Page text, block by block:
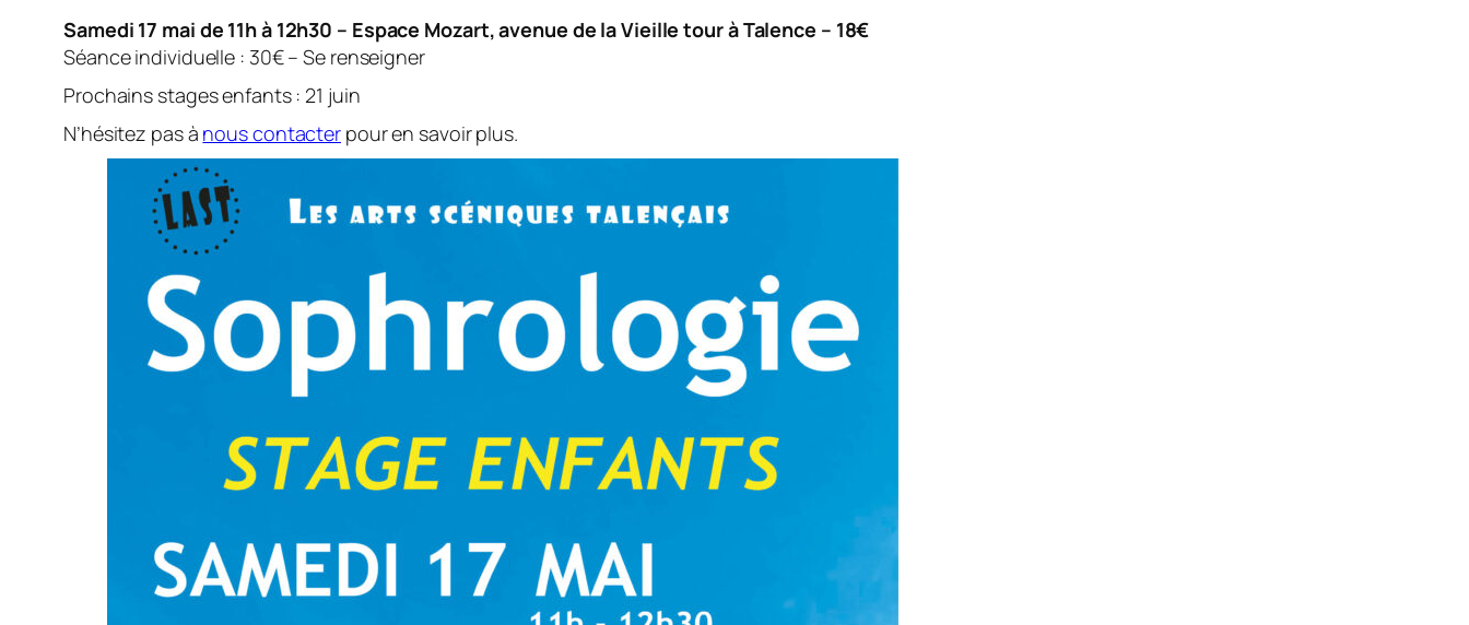
Samedi 17 mai de 11h à 12h30 – Espace Mozart, avenue de la Vieille tour à Talence – 18€
Séance individuelle : 30€ – Se renseigner
Prochains stages enfants : 21 juin
N’hésitez pas à nous contacter pour en savoir plus.